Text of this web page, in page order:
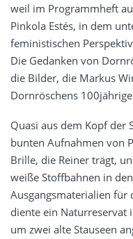
weil im Programmheft
Pinkola Estés, in dem
feministischen
Die Gedanken von
die Bilder, die Markus
Dornröschens
Quasi aus dem Kopf der
bunten Aufnahmen von
Brille, die Reiner trägt,
weiße Stoffbahnen in
Ausgangsmaterialien für
diente ein Naturreservat
um zwei alte Stauseen